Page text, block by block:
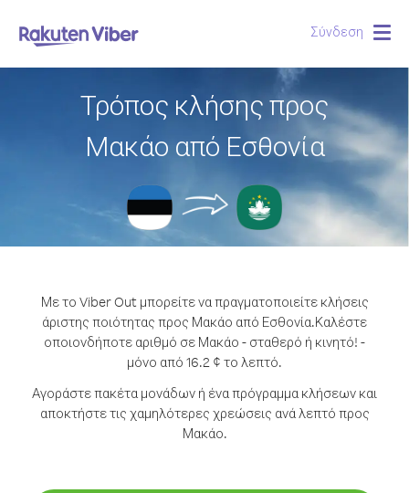
Σύνδεση
Τρόπος κλήσης προς
Μακάο από Εσθονία
Με το Viber Out μπορείτε να πραγματοποιείτε κλήσεις
άριστης ποιότητας προς Μακάο από Εσθονία.Καλέστε
οποιονδήποτε αριθμό σε Μακάο - σταθερό ή κινητό! -
μόνο από 16.2 ¢ το λεπτό.
Αγοράστε πακέτα μονάδων ή ένα πρόγραμμα κλήσεων και
αποκτήστε τις χαμηλότερες χρεώσεις ανά λεπτό προς
Μακάο.